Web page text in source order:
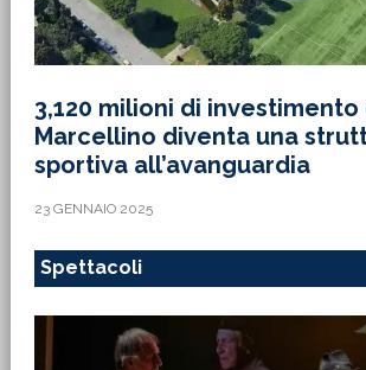
3,120 milioni di investimento
Marcellino diventa una
sportiva all’avanguardia
23 GENNAIO 2025
Spettacoli